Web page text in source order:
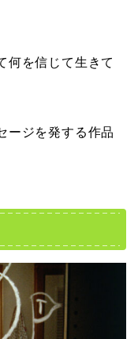
何を信じて生きて
ージを発する作品